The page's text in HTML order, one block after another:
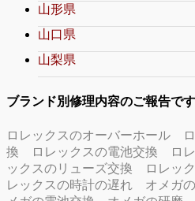
山形県
山口県
山梨県
ブランド別修理内容のご報告です
ロレックスのオーバーホール
換
ロレックスの電池交換 ロ
ックスのリューズ交換
ロレッ
レックスの時計の遅れ
オメガ